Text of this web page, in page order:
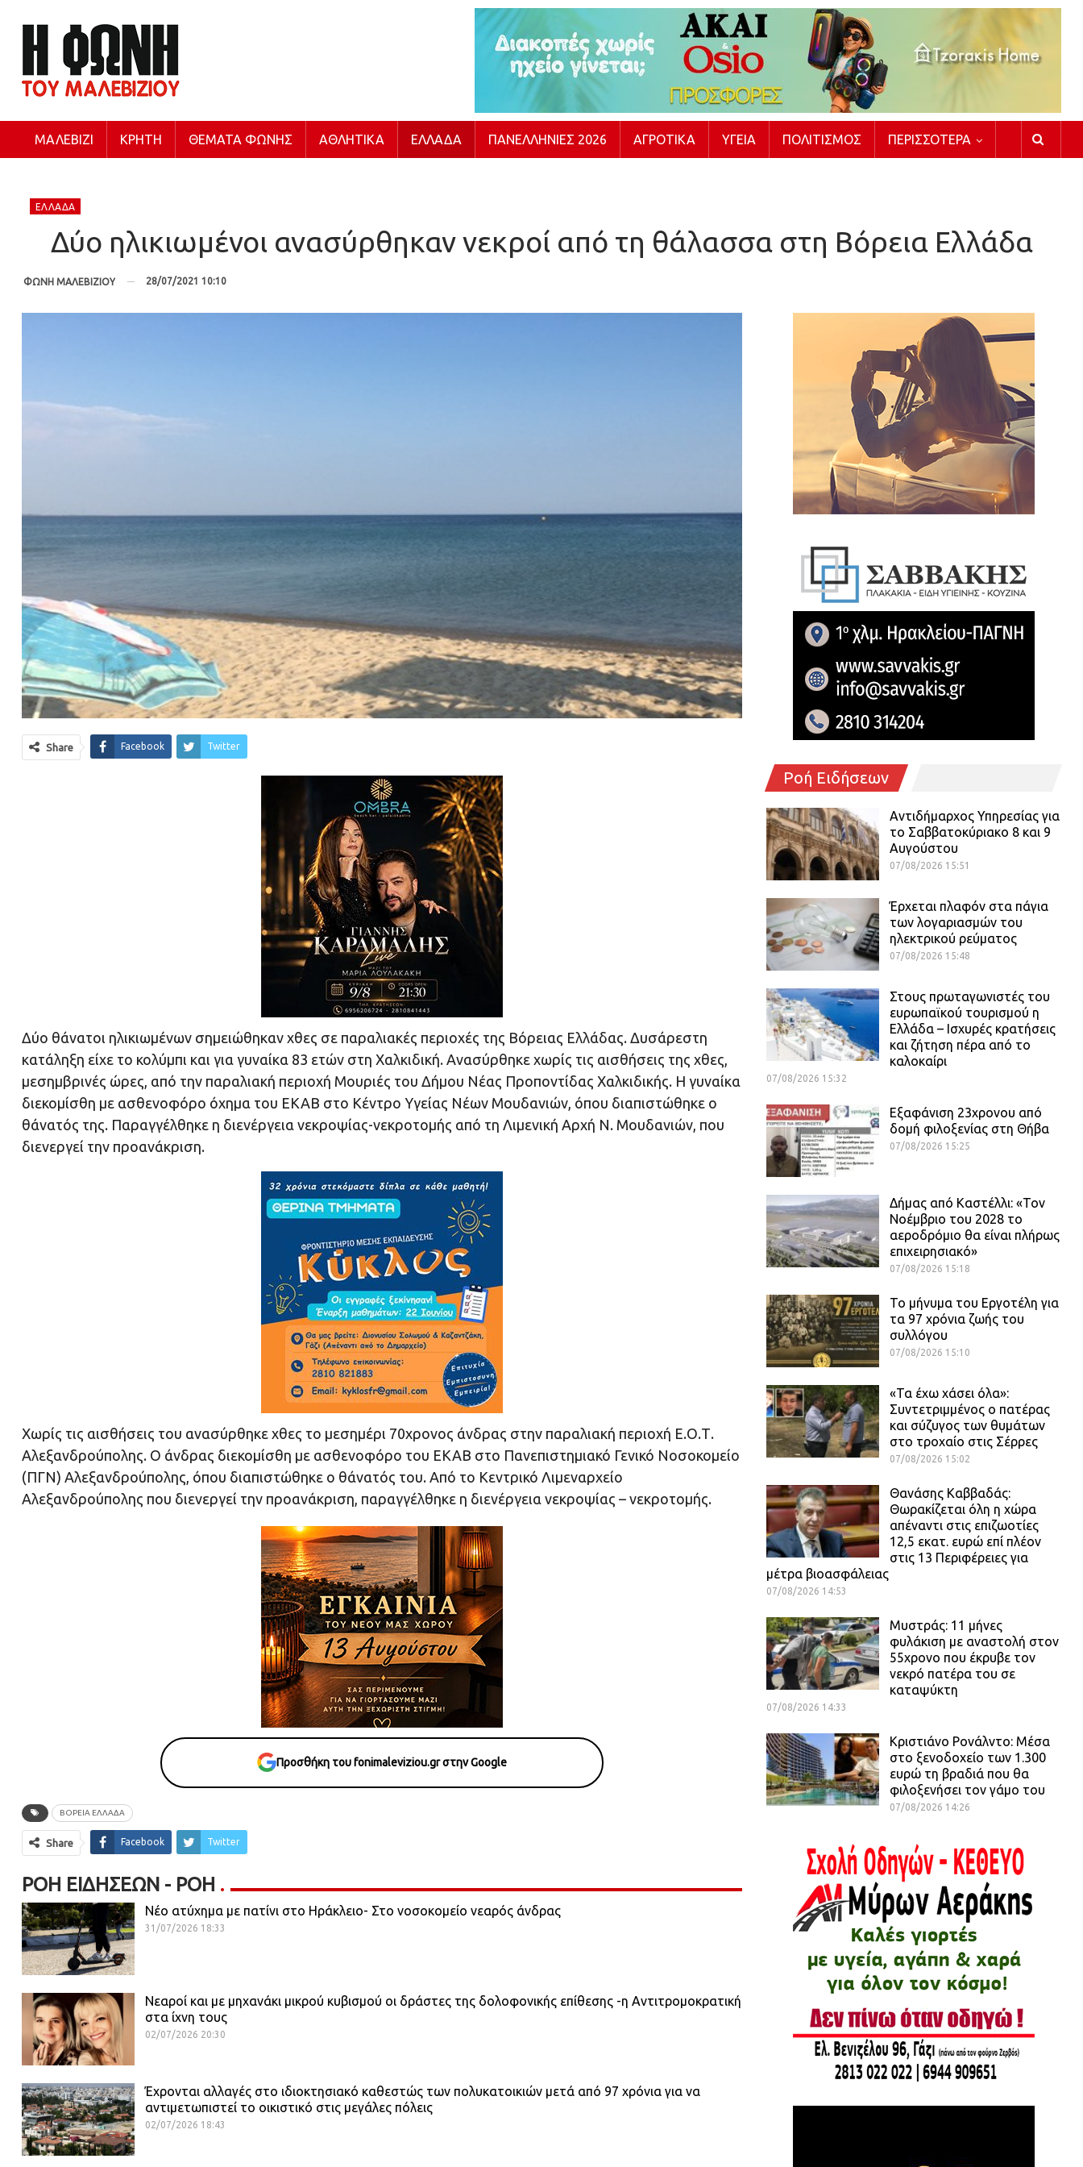
ΜΑΛΕΒΊΖΙ ΚΡΉΤΗ ΘΈΜΑΤΑ ΦΩΝΉΣ ΑΘΛΗΤΙΚΆ ΕΛΛΆΔΑ ΠΑΝΕΛΛΉΝΙΕΣ 2026 ΑΓΡΟΤΙΚΆ ΥΓΕΊΑ ΠΟΛΙΤΙΣΜΌΣ ΠΕΡΙΣΣΌΤΕΡΑ
ΕΛΛΆΔΑ
Δύο ηλικιωμένοι ανασύρθηκαν νεκροί από τη θάλασσα στη Βόρεια Ελλάδα
ΦΩΝΗ ΜΑΛΕΒΙΖΙΟΥ 28/07/2021 10:10
Share Facebook Twitter
Δύο θάνατοι ηλικιωμένων σημειώθηκαν χθες σε παραλιακές περιοχές της Βόρειας Ελλάδας. Δυσάρεστη
κατάληξη είχε το κολύμπι και για γυναίκα 83 ετών στη Χαλκιδική. Ανασύρθηκε χωρίς τις αισθήσεις της χθες,
μεσημβρινές ώρες, από την παραλιακή περιοχή Μουριές του Δήμου Νέας Προποντίδας Χαλκιδικής. Η γυναίκα
διεκομίσθη με ασθενοφόρο όχημα του ΕΚΑΒ στο Κέντρο Υγείας Νέων Μουδανιών, όπου διαπιστώθηκε ο
θάνατός της. Παραγγέλθηκε η διενέργεια νεκροψίας-νεκροτομής από τη Λιμενική Αρχή Ν. Μουδανιών, που
διενεργεί την προανάκριση.
Χωρίς τις αισθήσεις του ανασύρθηκε χθες το μεσημέρι 70χρονος άνδρας στην παραλιακή περιοχή Ε.Ο.Τ.
Αλεξανδρούπολης. Ο άνδρας διεκομίσθη με ασθενοφόρο του ΕΚΑΒ στο Πανεπιστημιακό Γενικό Νοσοκομείο
(ΠΓΝ) Αλεξανδρούπολης, όπου διαπιστώθηκε ο θάνατός του. Από το Κεντρικό Λιμεναρχείο
Αλεξανδρούπολης που διενεργεί την προανάκριση, παραγγέλθηκε η διενέργεια νεκροψίας – νεκροτομής.
Προσθήκη του fonimaleviziou.gr στην Google
ΒΌΡΕΙΑ ΕΛΛΆΔΑ
Share Facebook Twitter
ΡΟΉ ΕΙΔΉΣΕΩΝ - ΡΟΗ
Νέο ατύχημα με πατίνι στο Ηράκλειο- Στο νοσοκομείο νεαρός άνδρας
31/07/2026 18:33
Νεαροί και με μηχανάκι μικρού κυβισμού οι δράστες της δολοφονικής επίθεσης -η Αντιτρομοκρατική
στα ίχνη τους
02/07/2026 20:30
Έχρονται αλλαγές στο ιδιοκτησιακό καθεστώς των πολυκατοικιών μετά από 97 χρόνια για να
αντιμετωπιστεί το οικιστικό στις μεγάλες πόλεις
02/07/2026 18:43
Ροή Ειδήσεων
Αντιδήμαρχος Υπηρεσίας για
το Σαββατοκύριακο 8 και 9
Αυγούστου
07/08/2026 15:51
Έρχεται πλαφόν στα πάγια
των λογαριασμών του
ηλεκτρικού ρεύματος
07/08/2026 15:48
Στους πρωταγωνιστές του
ευρωπαϊκού τουρισμού η
Ελλάδα – Ισχυρές κρατήσεις
και ζήτηση πέρα από το
καλοκαίρι
07/08/2026 15:32
Εξαφάνιση 23χρονου από
δομή φιλοξενίας στη Θήβα
07/08/2026 15:25
Δήμας από Καστέλλι: «Τον
Νοέμβριο του 2028 το
αεροδρόμιο θα είναι πλήρως
επιχειρησιακό»
07/08/2026 15:18
Το μήνυμα του Εργοτέλη για
τα 97 χρόνια ζωής του
συλλόγου
07/08/2026 15:10
«Τα έχω χάσει όλα»:
Συντετριμμένος ο πατέρας
και σύζυγος των θυμάτων
στο τροχαίο στις Σέρρες
07/08/2026 15:02
Θανάσης Καββαδάς:
Θωρακίζεται όλη η χώρα
απέναντι στις επιζωοτίες
12,5 εκατ. ευρώ επί πλέον
στις 13 Περιφέρειες για
μέτρα βιοασφάλειας
07/08/2026 14:53
Μυστράς: 11 μήνες
φυλάκιση με αναστολή στον
55χρονο που έκρυβε τον
νεκρό πατέρα του σε
καταψύκτη
07/08/2026 14:33
Κριστιάνο Ρονάλντο: Μέσα
στο ξενοδοχείο των 1.300
ευρώ τη βραδιά που θα
φιλοξενήσει τον γάμο του
07/08/2026 14:26